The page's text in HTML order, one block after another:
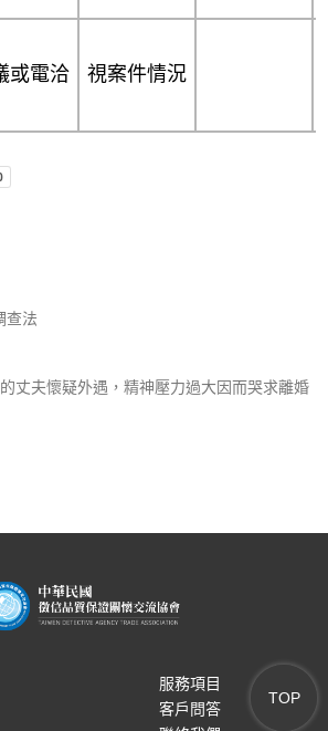
或電洽 視案件情況
查法
丈夫懷疑外遇，精神壓力過大因而哭求離婚
TOP
服務項目
客戶問答